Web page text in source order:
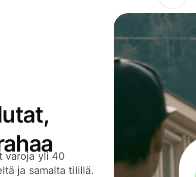
varoja yli 40
ja samalta tilillä.